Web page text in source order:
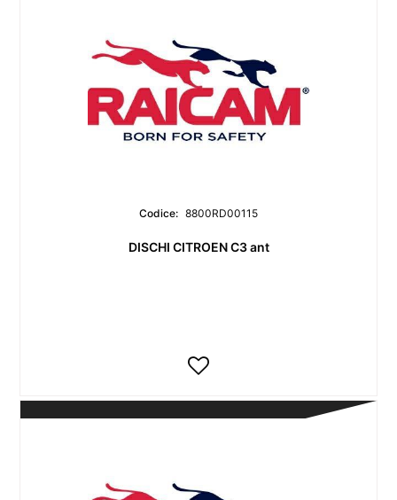
Codice: 8800RD00115
DISCHI CITROEN C3 ant